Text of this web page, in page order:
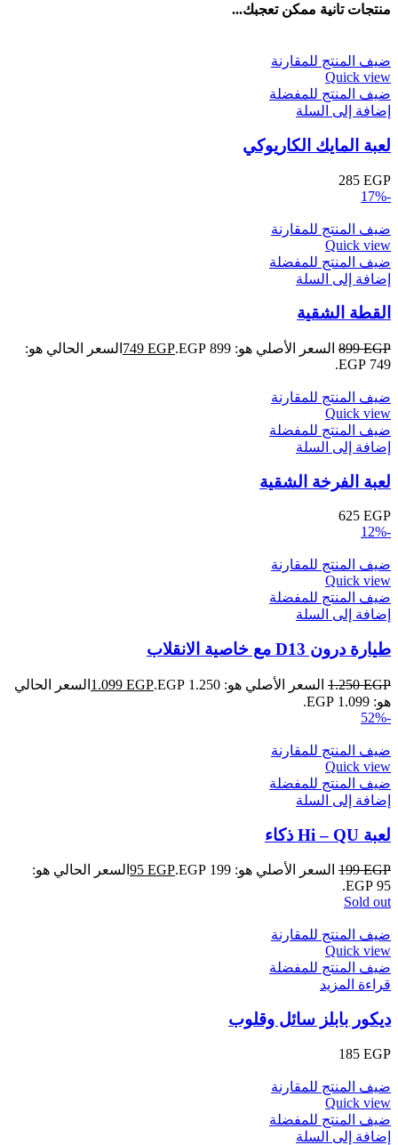
منتجات تانية ممكن تعجبك...
ضيف المنتج للمقارنة
Quick view
ضيف المنتج للمفضلة
إضافة إلى السلة
لعبة المايك الكاريوكي
285 EGP
-17%
ضيف المنتج للمقارنة
Quick view
ضيف المنتج للمفضلة
إضافة إلى السلة
القطة الشقية
899EGP السعر الأصلي هو: 899 EGP. 749 EGP
السعر الحالي هو:
749 EGP.
ضيف المنتج للمقارنة
Quick view
ضيف المنتج للمفضلة
إضافة إلى السلة
لعبة الفرخة الشقية
625 EGP
-12%
ضيف المنتج للمقارنة
Quick view
ضيف المنتج للمفضلة
إضافة إلى السلة
طيارة درون D13 مع خاصية الانقلاب
1.250EGP السعر الأصلي هو: 1.250 EGP. 1.099 EGP
السعر الحالي
هو: 1.099 EGP.
-52%
ضيف المنتج للمقارنة
Quick view
ضيف المنتج للمفضلة
إضافة إلى السلة
لعبة Hi – QU ذكاء
199EGP السعر الأصلي هو: 199 EGP. 95 EGP
السعر الحالي هو:
95 EGP.
Sold out
ضيف المنتج للمقارنة
Quick view
ضيف المنتج للمفضلة
قراءة المزيد
ديكور بابلز سائل وقلوب
185 EGP
ضيف المنتج للمقارنة
Quick view
ضيف المنتج للمفضلة
إضافة إلى السلة